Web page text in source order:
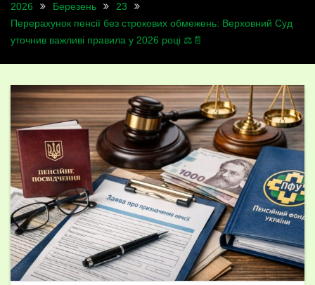
2026
Березень
23
Перерахунок пенсії без строкових обмежень: Верховний Суд
уточнив важливі правила у 2026 році ⚖️📄